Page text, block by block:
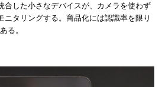
合した小さなデバイスが、カメラを使わず
ニタリングする。商品化には認識率を限り
る。